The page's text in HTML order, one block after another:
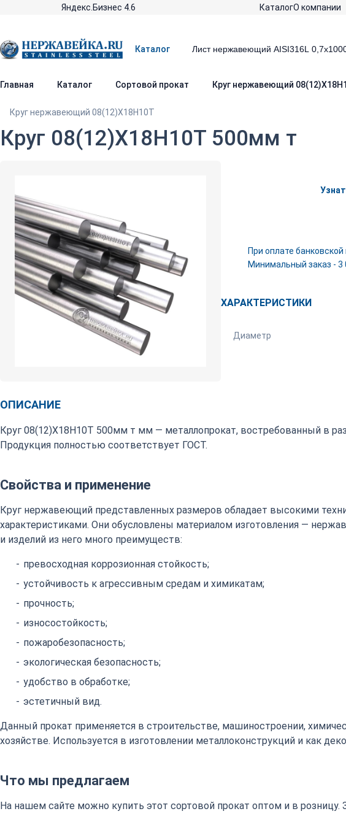
Яндекс.Бизнес 4.6 КаталогО компании
Каталог
Главная Каталог Сортовой прокат Круг нержавеющий
Круг нержавеющий 08(12)Х18Н10Т
Круг 08(12)Х18Н10Т 500мм т
При оплате
Минимальный заказ - 3
ХАРАКТЕРИСТИКИ
Диаметр
ОПИСАНИЕ
Круг 08(12)Х18Н10Т 500мм т мм — металлопрокат, востребованный в
Продукция полностью соответствует ГОСТ.
Свойства и применение
Круг нержавеющий представленных размеров обладает высокими
характеристиками. Они обусловлены материалом изготовления —
и изделий из него много преимуществ:
превосходная коррозионная стойкость;
устойчивость к агрессивным средам и химикатам;
прочность;
износостойкость;
пожаробезопасность;
экологическая безопасность;
удобство в обработке;
эстетичный вид.
Данный прокат применяется в строительстве, машиностроении,
хозяйстве. Используется в изготовлении металлоконструкций и как
Что мы предлагаем
На нашем сайте можно купить этот сортовой прокат оптом и в розницу.